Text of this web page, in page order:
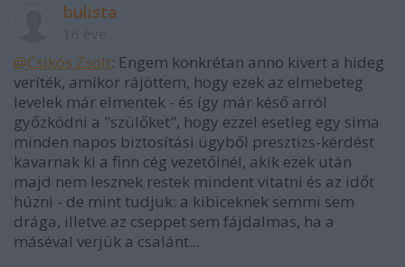
bulista
@Csikós Zsolt: Engem konkrétan anno kivert a hideg
veríték, amikor rájöttem, hogy ezek az elmebeteg
levelek már elmentek - és így már késő arról
győzködni a "szülőket", hogy ezzel esetleg egy sima
minden napos biztosítási ügyből presztizs-kérdést
kavarnak ki a finn cég vezetőinél, akik ezek után
majd nem lesznek restek mindent vitatni és az időt
húzni - de mint tudjuk: a kibiceknek semmi sem
drága, illetve az cseppet sem fájdalmas, ha a
máséval verjük a csalánt...